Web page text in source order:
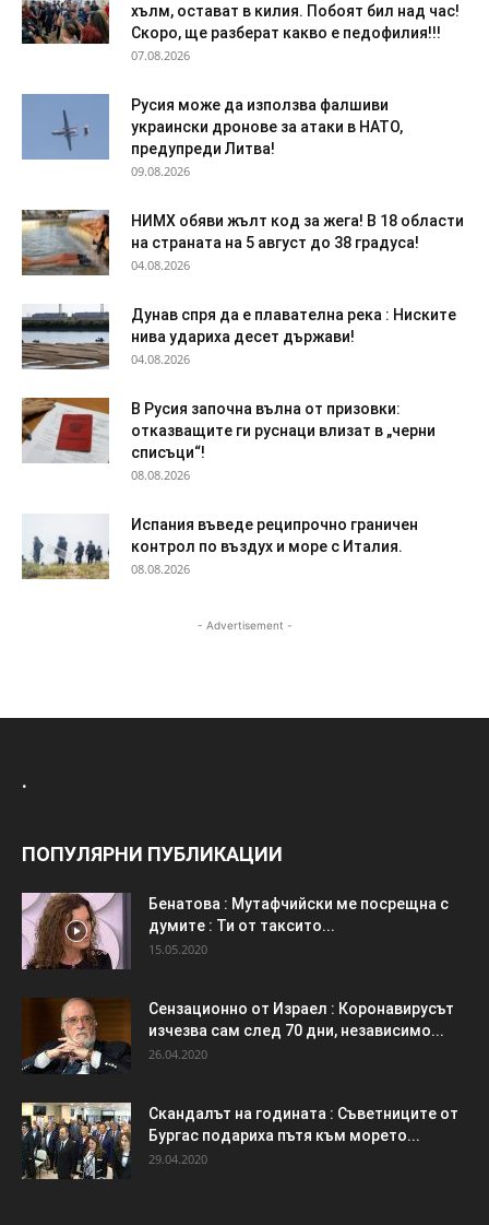
хълм, остават в килия. Побоят бил над час!
Скоро, ще разберат какво е педофилия!!!
07.08.2026
Русия може да използва фалшиви
украински дронове за атаки в НАТО,
предупреди Литва!
09.08.2026
НИМХ обяви жълт код за жега! В 18 области
на страната на 5 август до 38 градуса!
04.08.2026
Дyнaв спря да e плaвaтeлнa peĸa : Ниските
нива удариха десет държави!
04.08.2026
В Русия започна вълна от призовки:
отказващите ги руснаци влизат в „черни
списъци“!
08.08.2026
Испания въведе реципрочно граничен
контрол по въздух и море с Италия.
08.08.2026
- Advertisement -
.
ПОПУЛЯРНИ ПУБЛИКАЦИИ
Бенатова : Мутафчийски ме посрещна с
думите : Ти от таксито...
15.05.2020
Сензационно от Израел : Коронавирусът
изчезва сам след 70 дни, независимо...
26.04.2020
Скандалът на годината : Съветниците от
Бургас подариха пътя към морето...
29.04.2020